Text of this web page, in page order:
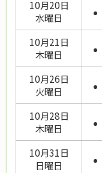
10月20日
水曜日
10月21日
木曜日
10月26日
火曜日
10月28日
木曜日
10月31日
日曜日